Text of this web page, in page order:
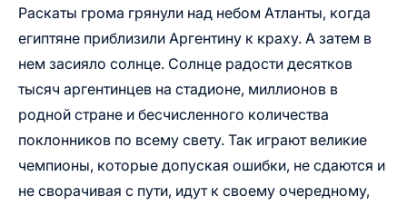
Раскаты грома грянули над небом Атланты, когда
египтяне приблизили Аргентину к краху. А затем в
нем засияло солнце. Солнце радости десятков
тысяч аргентинцев на стадионе, миллионов в
родной стране и бесчисленного количества
поклонников по всему свету. Так играют великие
чемпионы, которые допуская ошибки, не сдаются и
не сворачивая с пути, идут к своему очередному,